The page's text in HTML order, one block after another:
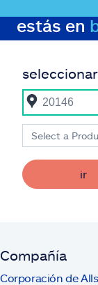
estás en
Select a
ir
Compañía
Corporación de